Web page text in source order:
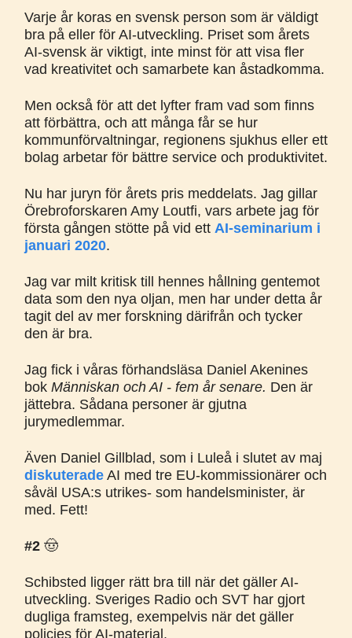
Varje år koras en svensk person som är väldigt
bra på eller för AI-utveckling. Priset som årets
AI-svensk är viktigt, inte minst för att visa fler
vad kreativitet och samarbete kan åstadkomma.
Men också för att det lyfter fram vad som finns
att förbättra, och att många får se hur
kommunförvaltningar, regionens sjukhus eller ett
bolag arbetar för bättre service och produktivitet.
Nu har juryn för årets pris meddelats. Jag gillar
Örebroforskaren Amy Loutfi, vars arbete jag för
första gången stötte på vid ett AI-seminarium i
januari 2020.
Jag var milt kritisk till hennes hållning gentemot
data som den nya oljan, men har under detta år
tagit del av mer forskning därifrån och tycker
den är bra.
Jag fick i våras förhandsläsa Daniel Akenines
bok Människan och AI - fem år senare. Den är
jättebra. Sådana personer är gjutna
jurymedlemmar.
Även Daniel Gillblad, som i Luleå i slutet av maj
diskuterade AI med tre EU-kommissionärer och
såväl USA:s utrikes- som handelsminister, är
med. Fett!
#2 🤠
Schibsted ligger rätt bra till när det gäller AI-
utveckling. Sveriges Radio och SVT har gjort
dugliga framsteg, exempelvis när det gäller
policies för AI-material.